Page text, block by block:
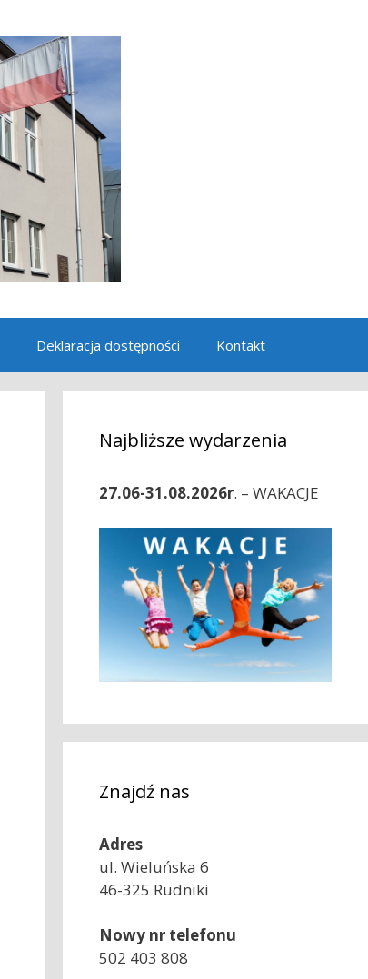
Deklaracja dostępności Kontakt
Najbliższe wydarzenia
27.06-31.08.2026r. – WAKACJE
Znajdź nas
Adres
ul. Wieluńska 6
46-325 Rudniki
Nowy nr telefonu
502 403 808